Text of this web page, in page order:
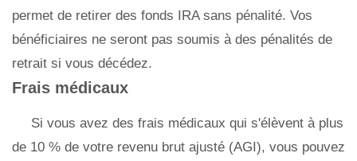
permet de retirer des fonds IRA sans pénalité. Vos
bénéficiaires ne seront pas soumis à des pénalités de
retrait si vous décédez.
Frais médicaux
Si vous avez des frais médicaux qui s'élèvent à plus
de 10 % de votre revenu brut ajusté (AGI), vous pouvez